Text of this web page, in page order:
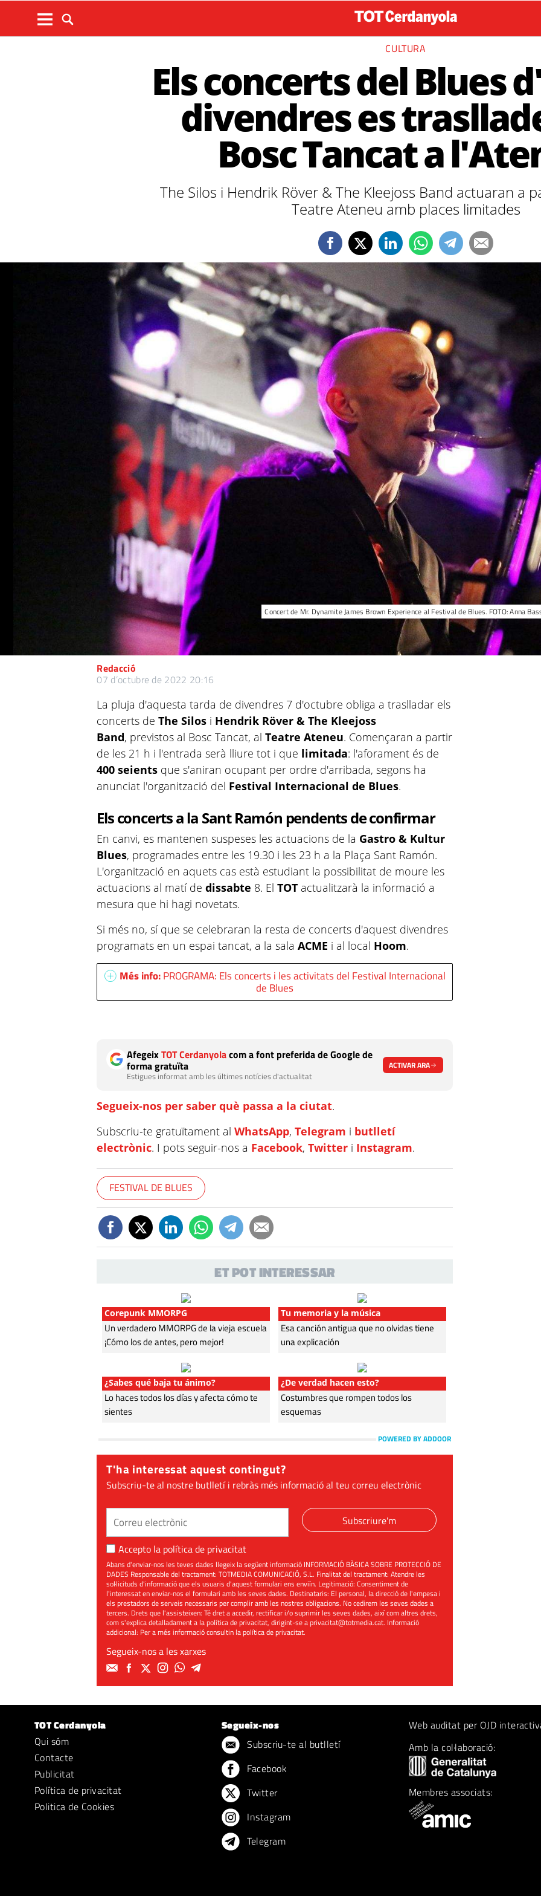
CULTURA
Els concerts del Blues
divendres es
Bosc Tancat a
The Silos i Hendrik Röver & The Kleejoss Band actuaran a
Teatre Ateneu amb places limitades
Concert de Mr. Dynamite James Brown Experience al Festival de Blues. FOTO: Anna
Redacció
07 d’octubre de 2022 20:16
La pluja d'aquesta tarda de divendres 7 d'octubre obliga a traslladar els
concerts deThe Silos i Hendrik Röver & The Kleejoss
Band, previstos al Bosc Tancat, al Teatre Ateneu. Començaran a partir
de les 21 h i l'entrada serà lliure tot i que limitada: l'aforament és de
400 seients que s'aniran ocupant per ordre d'arribada, segons ha
anunciat l'organització del Festival Internacional de Blues.
Els concerts a la Sant Ramón pendents de confirmar
En canvi, es mantenen suspeses les actuacions de la Gastro & Kultur
Blues, programades entre les 19.30 i les 23 h a la Plaça Sant Ramón.
L'organització en aquets cas està estudiant la possibilitat de moure les
actuacions al matí dedissabte 8. ElTOT actualitzarà la informació a
mesura que hi hagi novetats.
Si més no, sí que se celebraran la resta de concerts d'aquest divendres
programats en un espai tancat, a la salaACME i al local Hoom.
Més info:PROGRAMA: Els concerts i les activitats del Festival Internacional
de Blues
AfegeixTOT Cerdanyolacom a font preferida de Google de
forma gratuïta
Estigues informat amb les últimes notícies d'actualitat
ACTIVAR ARA
Segueix-nos per saber què passa a la ciutat.
Subscriu-te gratuïtament alWhatsApp,Telegram i butlletí
electrònic. I pots seguir-nos a Facebook,Twitter i Instagram.
FESTIVAL DE BLUES
ET POT INTERESSAR
Corepunk MMORPG
Un verdadero MMORPG de la vieja escuela
¡Cómo los de antes, pero mejor!
Tu memoria y la música
Esa canción antigua que no olvidas tiene
una explicación
¿Sabes qué baja tu ánimo?
Lo haces todos los días y afecta cómo te
sientes
¿De verdad hacen esto?
Costumbres que rompen todos los
esquemas
POWERED BY ADDOOR
T'ha interessat aquest contingut?
Subscriu-te al nostre butlletí i rebràs més informació al teu correu electrònic
Subscriure'm
Accepto la política de privacitat
Abans d'enviar-nos les teves dades llegeix la següent informació INFORMACIÓ BÀSICA SOBRE PROTECCIÓ DE
DADES Responsable del tractament: TOTMEDIA COMUNICACIÓ, S.L. Finalitat del tractament: Atendre les
sol·licituds d'informació que els usuaris d'aquest formulari ens enviïn. Legitimació: Consentiment de
l'interessat en enviar-nos el formulari amb les seves dades. Destinataris: El personal, la direcció de l'empesa i
els prestadors de serveis necessaris per complir amb les nostres obligacions. No cedirem les seves dades a
tercers. Drets que l'assisteixen: Té dret a accedir, rectificar i/o suprimir les seves dades, així com altres drets,
com s'explica detalladament a la política de privacitat, dirigint-se aprivacitat@totmedia.cat. Informació
addicional: Per a més informació consultin lapolítica de privacitat.
Segueix-nos a les xarxes
TOT Cerdanyola
Qui sóm
Contacte
Publicitat
Política de privacitat
Politica de Cookies
Segueix-nos
Subscriu-te al butlletí
Facebook
Twitter
Instagram
Telegram
Web auditat per OJD
Amb la col·laboració:
Membres associats: